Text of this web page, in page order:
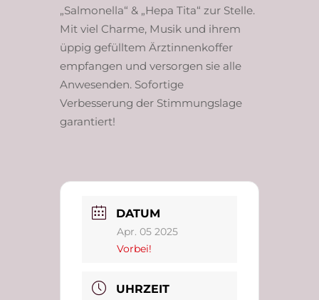
„Salmonella“ & „Hepa Tita“ zur Stelle.
Mit viel Charme, Musik und ihrem
üppig gefülltem Ärztinnenkoffer
empfangen und versorgen sie alle
Anwesenden. Sofortige
Verbesserung der Stimmungslage
garantiert!
DATUM
Apr. 05 2025
Vorbei!
UHRZEIT